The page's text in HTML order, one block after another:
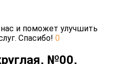
и поможет улучшить
Спасибо! 0
№00,